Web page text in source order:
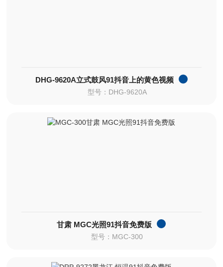
DHG-9620A立式鼓风91抖音上的黄色视频
型号：DHG-9620A
甘肃 MGC光照91抖音免费版
型号：MGC-300